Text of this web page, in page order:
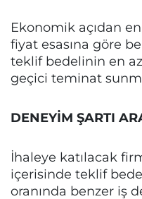
Ekonomik açıdan
fiyat esasına göre
teklif bedelinin en
geçici teminat
DENEYİM ŞARTI
İhaleye katılacak
içerisinde teklif
oranında benzer iş